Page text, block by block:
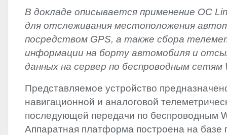
В докладе описывается применение ОС
для отслеживания местоположения
посредством GPS, а также сбора
информации на борту автомобиля и
данных на сервер по беспроводным сетям
Представляемое устройство
навигационной и аналоговой
последующей передачи по беспроводным
Аппаратная платформа построена на базе